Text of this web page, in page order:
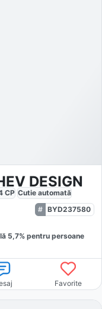
DESIGN
CP Cutie automată
BYD237580
5,7% pentru persoane
Favorite